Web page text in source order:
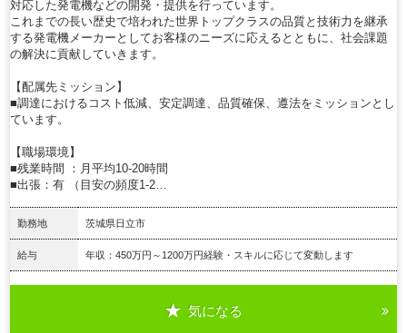
対応した発電機などの開発・提供を行っています。
これまでの長い歴史で培われた世界トップクラスの品質と技術力を継承
する発電機メーカーとしてお客様のニーズに応えるとともに、社会課題
の解決に貢献していきます。
【配属先ミッション】
■調達におけるコスト低減、安定調達、品質確保、遵法をミッションとし
ています。
【職場環境】
■残業時間 ：月平均10-20時間
■出張：有 （目安の頻度1-2…
勤務地 茨城県日立市
給与 年収：450万円～1200万円経験・スキルに応じて変動します
気になる